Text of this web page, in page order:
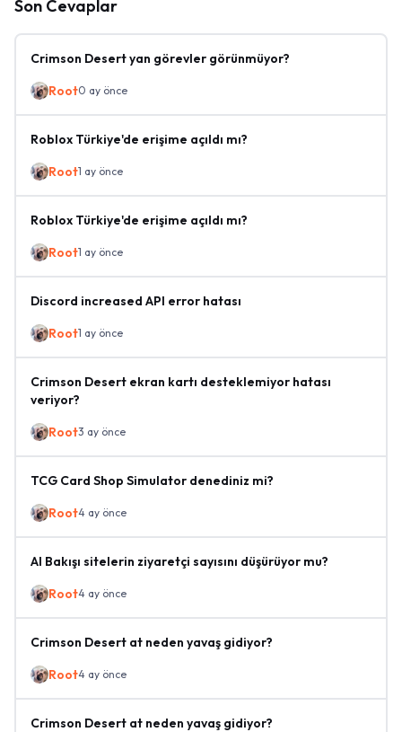
Son Cevaplar
Crimson Desert yan görevler görünmüyor?
Root0 ay önce
Roblox Türkiye'de erişime açıldı mı?
Root1 ay önce
Roblox Türkiye'de erişime açıldı mı?
Root1 ay önce
Discord increased API error hatası
Root1 ay önce
Crimson Desert ekran kartı desteklemiyor hatası
veriyor?
Root3 ay önce
TCG Card Shop Simulator denediniz mi?
Root4 ay önce
AI Bakışı sitelerin ziyaretçi sayısını düşürüyor mu?
Root4 ay önce
Crimson Desert at neden yavaş gidiyor?
Root4 ay önce
Crimson Desert at neden yavaş gidiyor?